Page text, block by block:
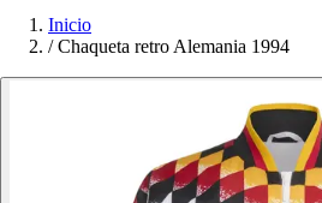
Inicio
/ Chaqueta retro Alemania 1994